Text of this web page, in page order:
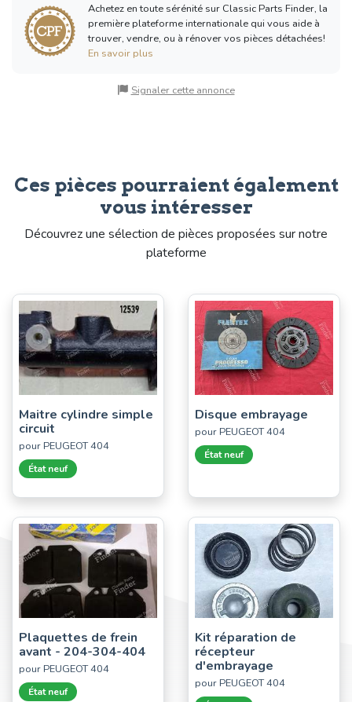
Achetez en toute sérénité sur Classic Parts Finder, la
première plateforme internationale qui vous aide à
trouver, vendre, ou à rénover vos pièces détachées!
En savoir plus
Signaler cette annonce
Ces pièces pourraient également
vous intéresser
Découvrez une sélection de pièces proposées sur notre
plateforme
Maitre cylindre simple
circuit
pour PEUGEOT 404
État neuf
Disque embrayage
pour PEUGEOT 404
État neuf
Plaquettes de frein
avant - 204-304-404
pour PEUGEOT 404
État neuf
Kit réparation de
récepteur
d'embrayage
pour PEUGEOT 404